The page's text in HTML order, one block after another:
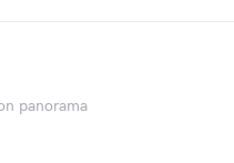
panorama